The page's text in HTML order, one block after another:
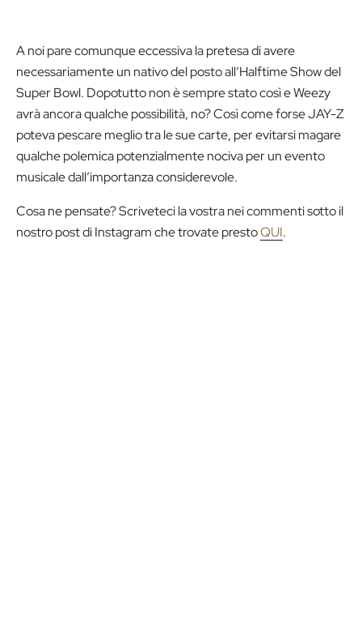
A noi pare comunque eccessiva la pretesa di avere
necessariamente un nativo del posto all’Halftime Show del
Super Bowl. Dopotutto non è sempre stato così e Weezy
avrà ancora qualche possibilità, no? Così come forse JAY-Z
poteva pescare meglio tra le sue carte, per evitarsi magare
qualche polemica potenzialmente nociva per un evento
musicale dall’importanza considerevole.
Cosa ne pensate? Scriveteci la vostra nei commenti sotto il
nostro post di Instagram che trovate prestoQUI.